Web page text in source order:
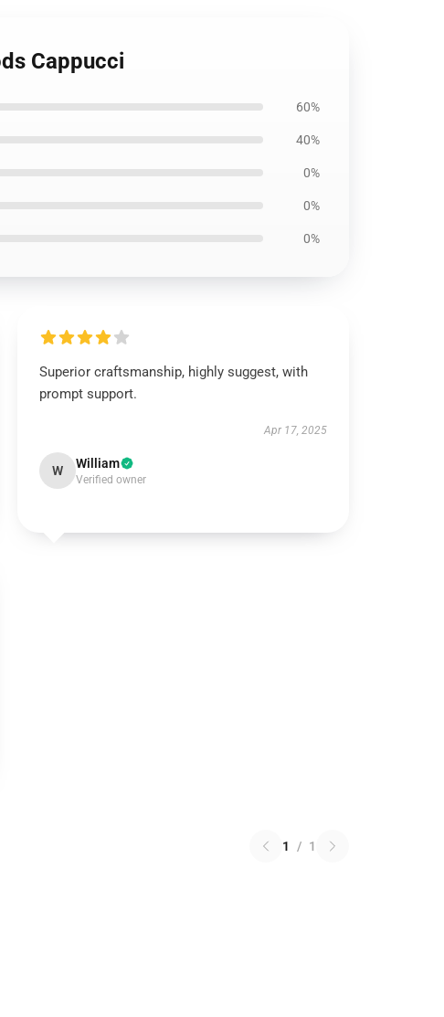
Cappucci
60%
40%
0%
0%
0%
Superior craftsmanship, highly suggest, with
prompt support.
Apr 17, 2025
W William
Verified owner
1 / 1